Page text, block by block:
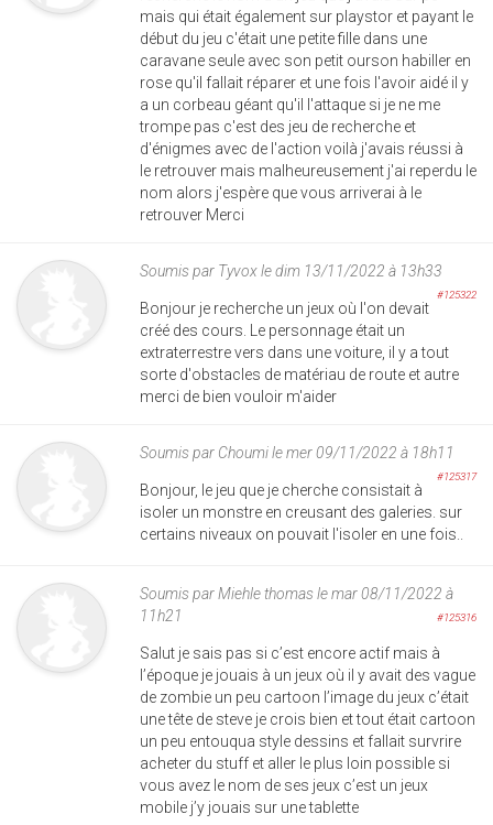
mais qui était également sur playstor et payant le
début du jeu c'était une petite fille dans une
caravane seule avec son petit ourson habiller en
rose qu'il fallait réparer et une fois l'avoir aidé il y
a un corbeau géant qu'il l'attaque si je ne me
trompe pas c'est des jeu de recherche et
d'énigmes avec de l'action voilà j'avais réussi à
le retrouver mais malheureusement j'ai reperdu le
nom alors j'espère que vous arriverai à le
retrouver Merci
Soumis par Tyvoxle dim 13/11/2022 à 13h33
#125322
Bonjour je recherche un jeux où l'on devait
créé des cours. Le personnage était un
extraterrestre vers dans une voiture, il y a tout
sorte d'obstacles de matériau de route et autre
merci de bien vouloir m'aider
Soumis par Choumile mer 09/11/2022 à 18h11
#125317
Bonjour, le jeu que je cherche consistait à
isoler un monstre en creusant des galeries. sur
certains niveaux on pouvait l'isoler en une fois..
Soumis parMiehle thomasle mar 08/11/2022 à
11h21
#125316
Salut je sais pas si c’est encore actif mais à
l’époque je jouais à un jeux où il y avait des vague
de zombie un peu cartoon l’image du jeux c’était
une tête de steve je crois bien et tout était cartoon
un peu entouqua style dessins et fallait survrire
acheter du stuff et aller le plus loin possible si
vous avez le nom de ses jeux c’est un jeux
mobile j’y jouais sur une tablette